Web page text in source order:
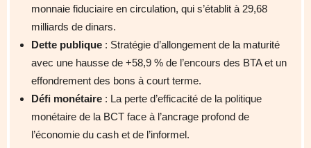
monnaie fiduciaire en circulation, qui s’établit à 29,68
milliards de dinars.
Dette publique : Stratégie d’allongement de la maturité
avec une hausse de +58,9 % de l’encours des BTA et un
effondrement des bons à court terme.
Défi monétaire : La perte d’efficacité de la politique
monétaire de la BCT face à l’ancrage profond de
l’économie du cash et de l’informel.